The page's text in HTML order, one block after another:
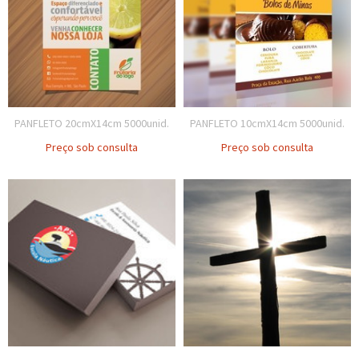
PANFLETO 20cmX14cm 5000unid.
Preço sob consulta
PANFLETO 10cmX14cm 5000unid.
Preço sob consulta